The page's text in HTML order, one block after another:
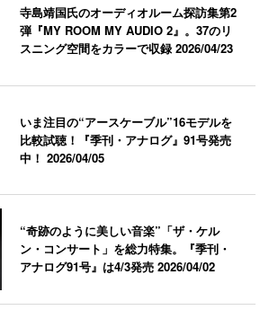
寺島靖国氏のオーディオルーム探訪集第2
弾『MY ROOM MY AUDIO 2』。37のリ
スニング空間をカラーで収録2026/04/23
いま注目の“アースケーブル”16モデルを
比較試聴！『季刊・アナログ』91号発売
中！2026/04/05
“奇跡のように美しい音楽”「ザ・ケル
ン・コンサート」を総力特集。『季刊・
アナログ91号』は4/3発売2026/04/02